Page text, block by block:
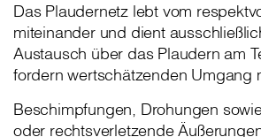
Das Plaudernetz lebt vom
miteinander und dient
Austausch über das Plaudern am
fordern wertschätzenden Umgang
Beschimpfungen, Drohungen
oder rechtsverletzende